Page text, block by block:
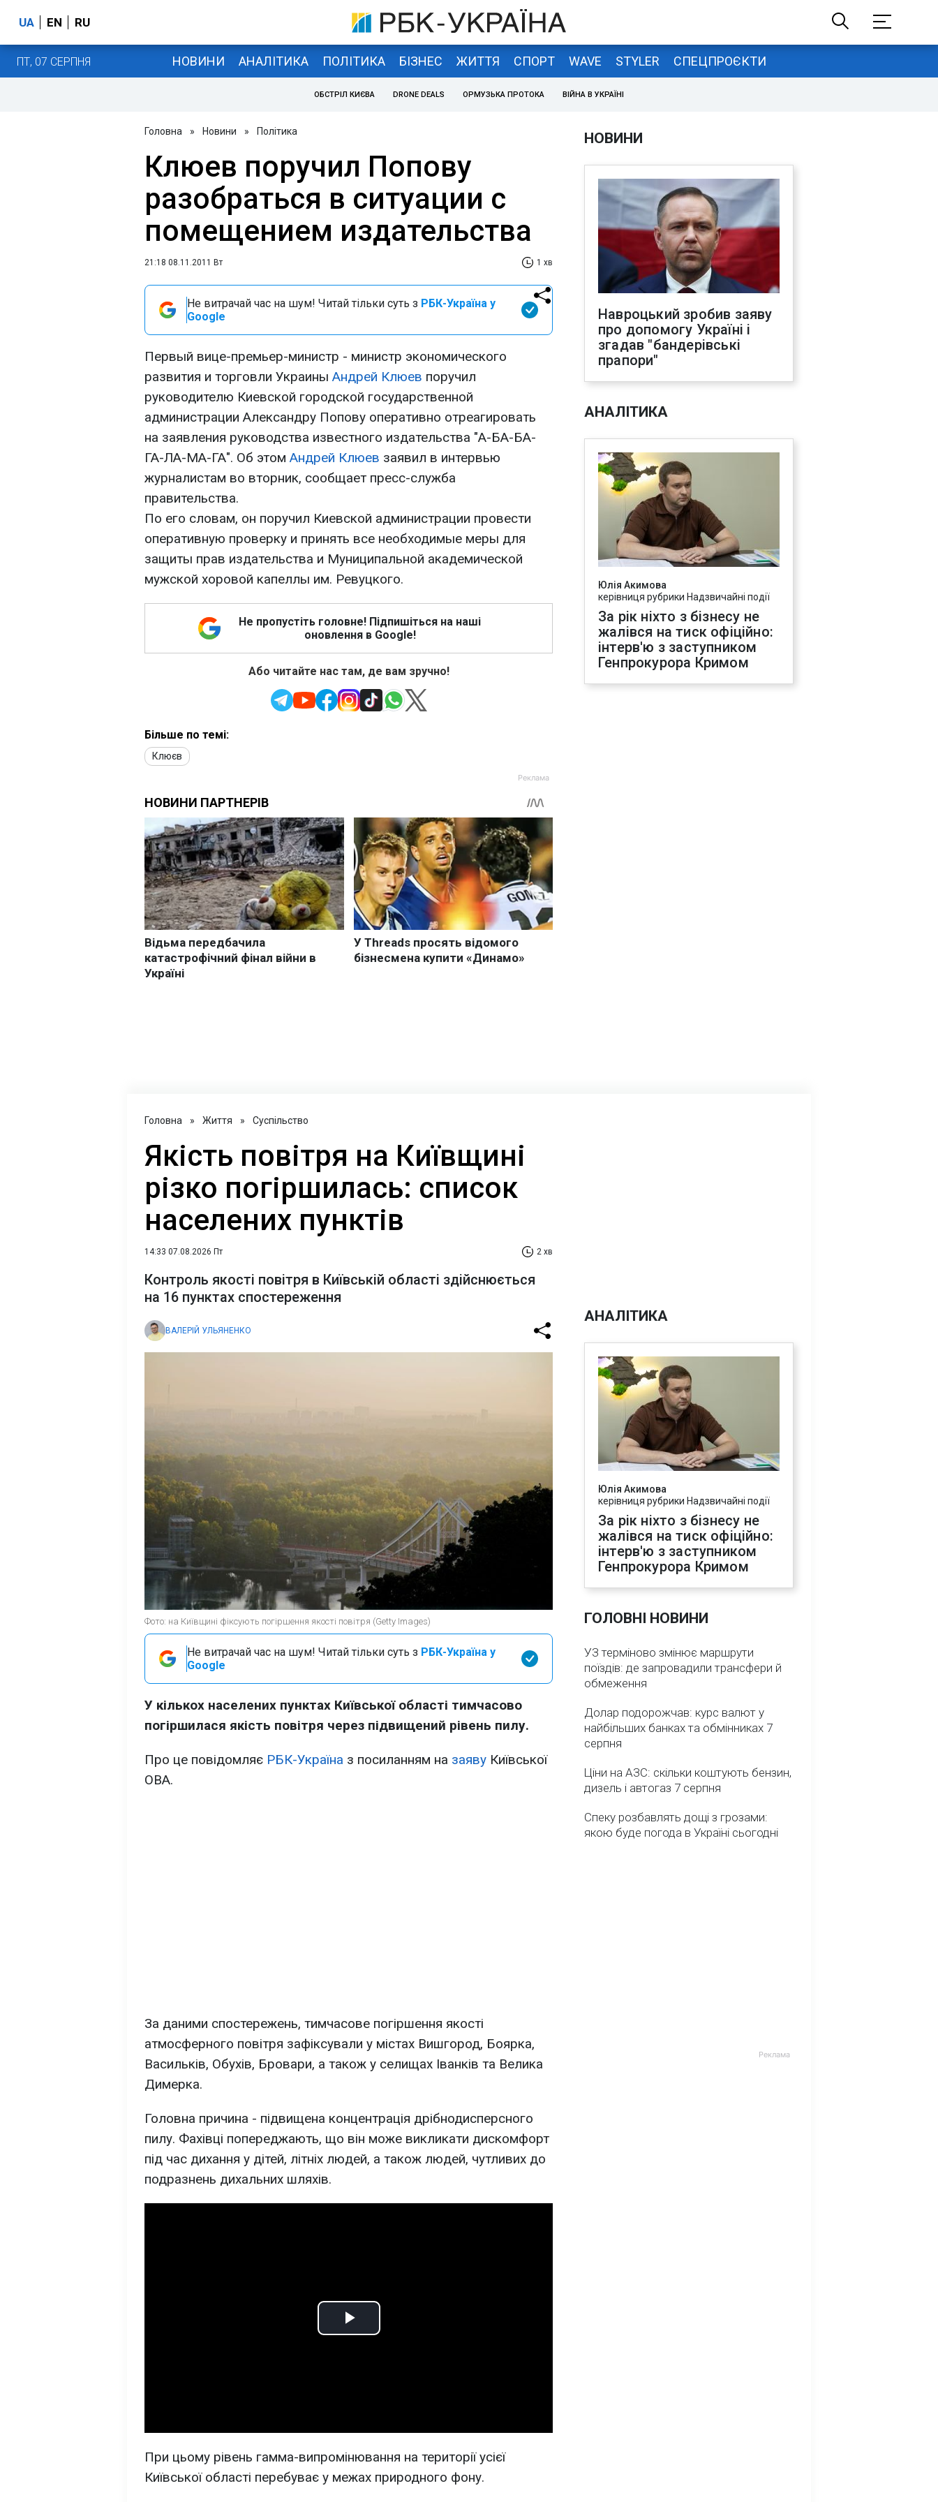
UA EN RU
ПТ, 07 СЕРПНЯ НОВИНИ АНАЛІТИКА ПОЛІТИКА БІЗНЕС ЖИТТЯ СПОРТ WAVE STYLER СПЕЦПРОЄКТИ
ОБСТРІЛ КИЄВА DRONE DEALS ОРМУЗЬКА ПРОТОКА ВІЙНА В УКРАЇНІ
Головна » Новини » Політика
Клюев поручил Попову
разобраться в ситуации с
помещением издательства
21:18 08.11.2011 Вт 1 хв
Не витрачай час на шум! Читай тільки суть з РБК-Україна у
Google
Первый вице-премьер-министр - министр экономического
развития и торговли Украины Андрей Клюев поручил
руководителю Киевской городской государственной
администрации Александру Попову оперативно отреагировать
на заявления руководства известного издательства "А-БА-БА-
ГА-ЛА-МА-ГА". Об этом Андрей Клюев заявил в интервью
журналистам во вторник, сообщает пресс-служба
правительства.
По его словам, он поручил Киевской администрации провести
оперативную проверку и принять все необходимые меры для
защиты прав издательства и Муниципальной академической
мужской хоровой капеллы им. Ревуцкого.
Не пропустіть головне! Підпишіться на наші
оновлення в Google!
Або читайте нас там, де вам зручно!
Більше по темі:
Клюєв
НОВИНИ
Навроцький зробив заяву
про допомогу Україні і
згадав "бандерівські
прапори"
АНАЛІТИКА
Юлія Акимова
керівниця рубрики Надзвичайні події
За рік ніхто з бізнесу не
жалівся на тиск офіційно:
інтерв'ю з заступником
Генпрокурора Кримом
Головна » Життя » Суспільство
Якість повітря на Київщині
різко погіршилась: список
населених пунктів
14:33 07.08.2026 Пт 2 хв
Контроль якості повітря в Київській області здійснюється
на 16 пунктах спостереження
ВАЛЕРІЙ УЛЬЯНЕНКО
Фото: на Київщині фіксують погіршення якості повітря (Getty Images)
Не витрачай час на шум! Читай тільки суть з РБК-Україна у
Google
У кількох населених пунктах Київської області тимчасово
погіршилася якість повітря через підвищений рівень пилу.
Про це повідомляє РБК-Україна з посиланням на заяву Київської
ОВА.
За даними спостережень, тимчасове погіршення якості
атмосферного повітря зафіксували у містах Вишгород, Боярка,
Васильків, Обухів, Бровари, а також у селищах Іванків та Велика
Димерка.
Головна причина - підвищена концентрація дрібнодисперсного
пилу. Фахівці попереджають, що він може викликати дискомфорт
під час дихання у дітей, літніх людей, а також людей, чутливих до
подразнень дихальних шляхів.
Play
При цьому рівень гамма-випромінювання на території усієї
Київської області перебуває у межах природного фону.
АНАЛІТИКА
Юлія Акимова
керівниця рубрики Надзвичайні події
За рік ніхто з бізнесу не
жалівся на тиск офіційно:
інтерв'ю з заступником
Генпрокурора Кримом
ГОЛОВНІ НОВИНИ
УЗ терміново змінює маршрути
поїздів: де запровадили трансфери й
обмеження
Долар подорожчав: курс валют у
найбільших банках та обмінниках 7
серпня
Ціни на АЗС: скільки коштують бензин,
дизель і автогаз 7 серпня
Спеку розбавлять дощі з грозами:
якою буде погода в Україні сьогодні